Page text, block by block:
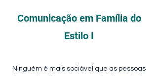
Comunicação em Família do
Estilo I
Ninguém é mais sociável que as pessoas